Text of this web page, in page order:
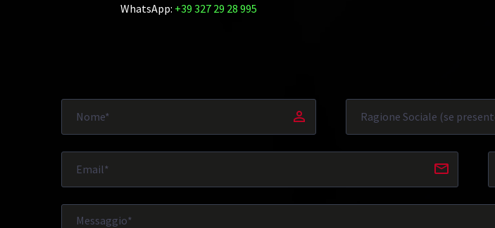
WhatsApp: +39 327 29 28 995